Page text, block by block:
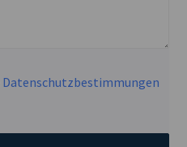
Datenschutzbestimmungen